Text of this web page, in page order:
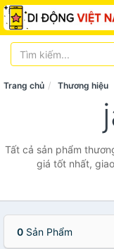
Trang chủ Thương hiệu
Tất cả sản phẩm
giá tốt nhất,
0 Sản Phẩm